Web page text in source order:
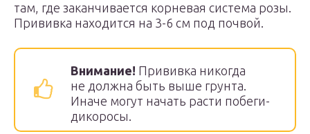
там, где заканчивается корневая система розы.
Прививка находится на 3-6 см под почвой.
Внимание! Прививка никогда
не должна быть выше грунта.
Иначе могут начать расти побеги-
дикоросы.